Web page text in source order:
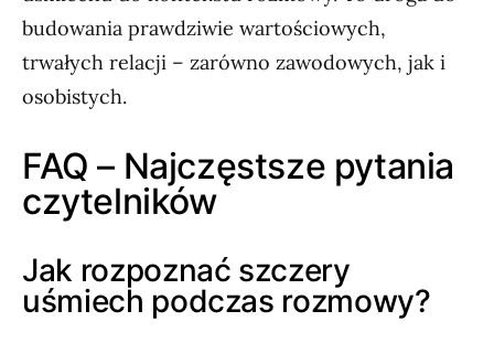
budowania prawdziwie wartościowych,
trwałych relacji – zarówno zawodowych, jak i
osobistych.
FAQ – Najczęstsze pytania
czytelników
Jak rozpoznać szczery
uśmiech podczas rozmowy?